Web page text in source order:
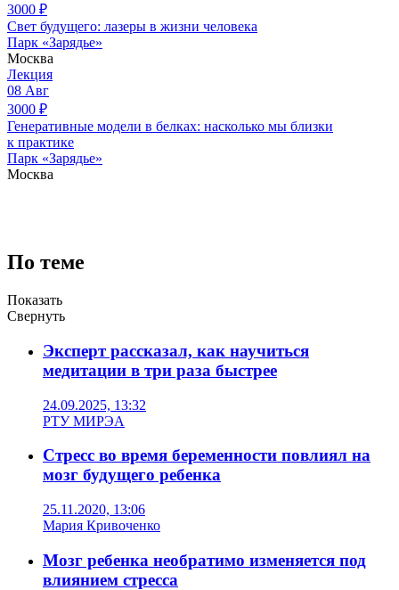
3000 ₽
Свет будущего: лазеры в жизни человека
Парк «Зарядье»
Москва
Лекция
08 Авг
3000 ₽
Генеративные модели в белках: насколько мы близки
к практике
Парк «Зарядье»
Москва
По теме
Показать
Свернуть
Эксперт рассказал, как научиться
медитации в три раза быстрее
24.09.2025, 13:32
РТУ МИРЭА
Стресс во время беременности повлиял на
мозг будущего ребенка
25.11.2020, 13:06
Мария Кривоченко
Мозг ребенка необратимо изменяется под
влиянием стресса